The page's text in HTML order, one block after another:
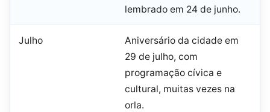
lembrado em 24 de junho.
Julho
Aniversário da cidade em
29 de julho, com
programação cívica e
cultural, muitas vezes na
orla.